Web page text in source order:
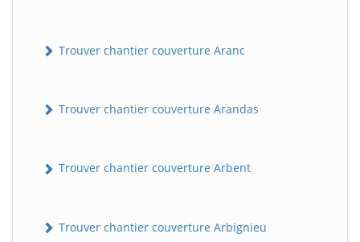
Trouver chantier couverture Aranc
Trouver chantier couverture Arandas
Trouver chantier couverture Arbent
Trouver chantier couverture Arbignieu